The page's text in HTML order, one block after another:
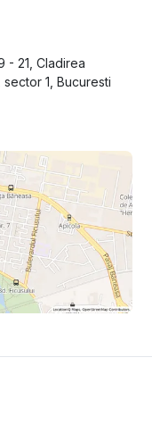
- 21, Cladirea
1, Bucuresti